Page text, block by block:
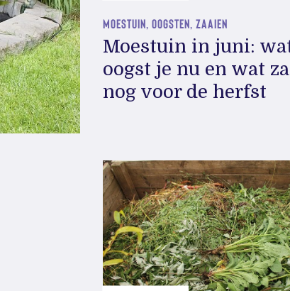
MOESTUIN, OOGSTEN, ZAAIEN
Moestuin in juni:
oogst je nu en wat
nog voor de herfst